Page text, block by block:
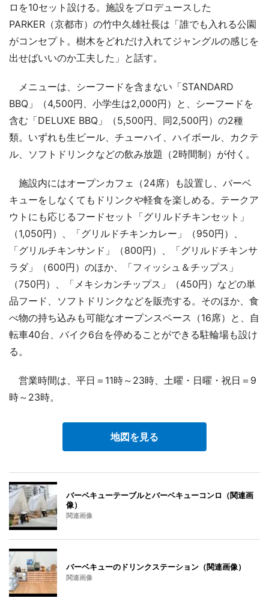
ロを10セット設ける。施設をプロデュースした
PARKER（京都市）の竹中久雄社長は「誰でも入れる公園
がコンセプト。樹木をどれだけ入れてジャングルの感じを
出せばいいのか工夫した」と話す。
メニューは、シーフードを含まない「STANDARD
BBQ」（4,500円、小学生は2,000円）と、シーフードを
含む「DELUXE BBQ」（5,500円、同2,500円）の2種
類。いずれも生ビール、チューハイ、ハイボール、カクテ
ル、ソフトドリンクなどの飲み放題（2時間制）が付く。
施設内にはオープンカフェ（24席）も設置し、バーベ
キューをしなくてもドリンクや軽食を楽しめる。テークア
ウトにも応じるフードセット「グリルドチキンセット」
（1,050円）、「グリルドチキンカレー」（950円）、
「グリルチキンサンド」（800円）、「グリルドチキンサ
ラダ」（600円）のほか、「フィッシュ＆チップス」
（750円）、「メキシカンチップス」（450円）などの単
品フード、ソフトドリンクなどを販売する。そのほか、食
べ物の持ち込みも可能なオープンスペース（16席）と、自
転車40台、バイク6台を停めることができる駐輪場も設け
る。
営業時間は、平日＝11時～23時、土曜・日曜・祝日＝9
時～23時。
地図を見る
バーベキューテーブルとバーベキューコンロ（関連画
像）
関連画像
バーベキューのドリンクステーション（関連画像）
関連画像